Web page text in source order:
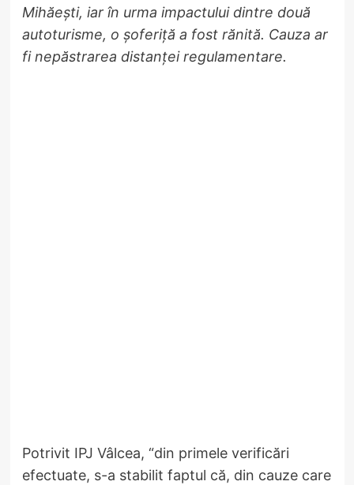
Mihăești, iar în urma impactului dintre două
autoturisme, o șoferiță a fost rănită. Cauza ar
fi nepăstrarea distanței regulamentare.
Potrivit IPJ Vâlcea, “din primele verificări
efectuate, s-a stabilit faptul că, din cauze care